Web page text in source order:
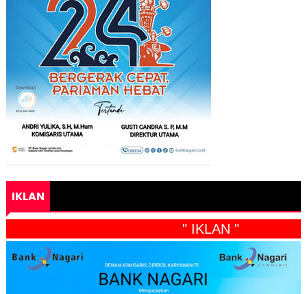
IKLAN
" IKLAN "